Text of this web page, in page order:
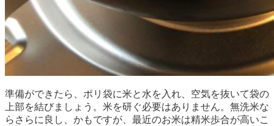
準備ができたら、ポリ袋に米と水を入れ、空気を抜いて袋の
上部を結びましょう。米を研ぐ必要はありません。無洗米な
らさらに良し、かもですが、最近のお米は精米歩合が高いこ